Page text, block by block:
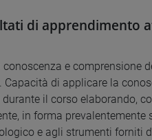
di apprendimento
conoscenza e comprensione
Capacità di applicare la
il corso elaborando,
in forma
e agli strumenti forniti